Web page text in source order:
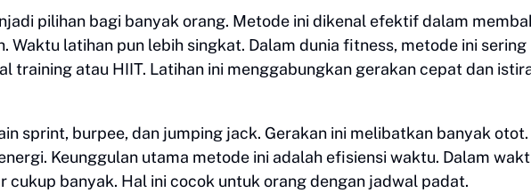
pilihan bagi banyak orang. Metode ini dikenal efektif dalam
Waktu latihan pun lebih singkat. Dalam dunia fitness, metode ini sering
training atau HIIT. Latihan ini menggabungkan gerakan cepat dan
sprint, burpee, dan jumping jack. Gerakan ini melibatkan banyak
Keunggulan utama metode ini adalah efisiensi waktu. Dalam
cukup banyak. Hal ini cocok untuk orang dengan jadwal padat.